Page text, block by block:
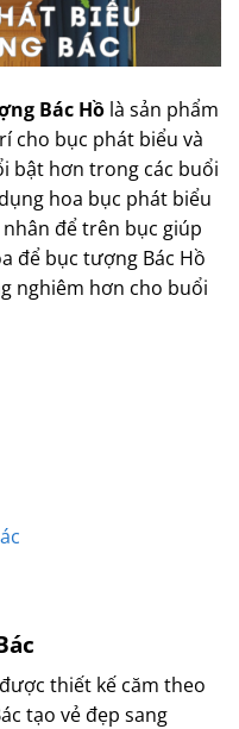
Bác Hồ là sản phẩm
cho bục phát biểu và
bật hơn trong các buổi
hoa bục phát biểu
để trên bục giúp
để bục tượng Bác Hồ
nghiêm hơn cho buổi
thiết kế căm theo
tạo vẻ đẹp sang